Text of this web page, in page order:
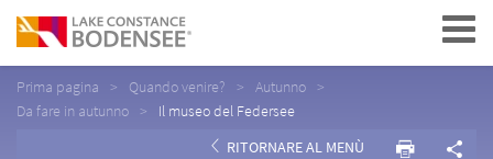
Navigation
Prima pagina Quando venire?
Autunno
Da fare in autunno
Il museo del Federsee
RITORNARE AL MENÙ